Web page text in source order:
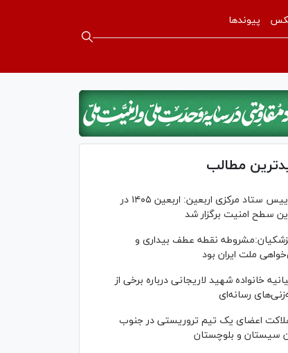
پیوندها
مطالب
رییس ستاد مرکزی اربعین: اربعین ۱۴۰۵ در
سطح امنیت برگزار شد
نقطه عطف بیداری و
ملت ایران بود
خانواده شهید لاریجانی درباره برخی از
رسانه‌ای
اعضای یک تیم تروریستی در جنوب
سیستان و بلوچستان